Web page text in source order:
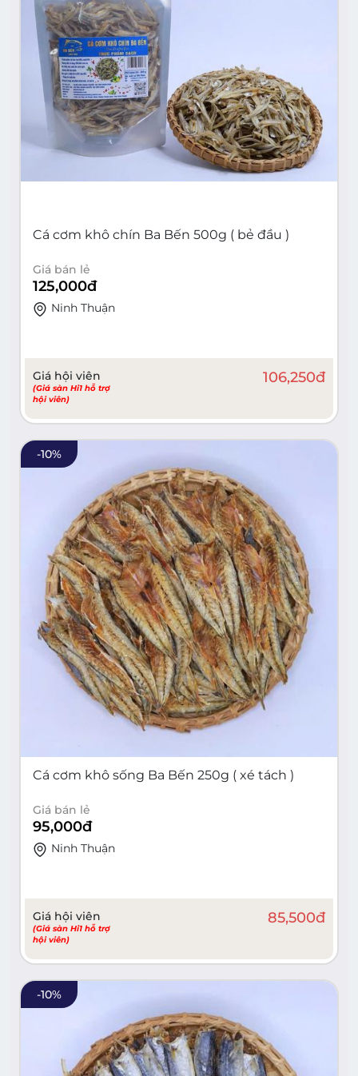
Cá cơm khô chín Ba Bến 500g ( bẻ đầu )
Giá bán lẻ
125,000đ
Ninh Thuận
Giá hội viên
(Giá sàn Hi1 hỗ trợ
hội viên)
106,250đ
-10%
Cá cơm khô sống Ba Bến 250g ( xé tách )
Giá bán lẻ
95,000đ
Ninh Thuận
Giá hội viên
(Giá sàn Hi1 hỗ trợ
hội viên)
85,500đ
-10%